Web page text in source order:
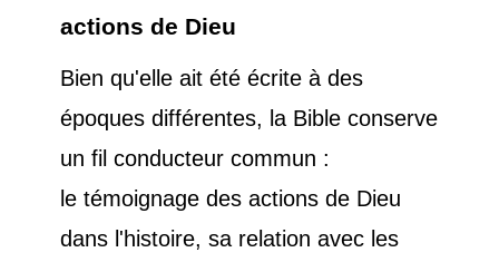
actions de Dieu
Bien qu'elle ait été écrite à des
époques différentes, la Bible conserve
un fil conducteur commun :
le témoignage des actions de Dieu
dans l'histoire, sa relation avec les